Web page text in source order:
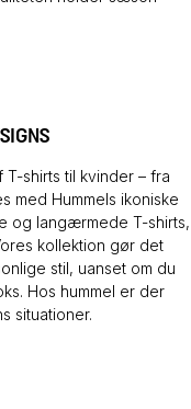
shirts til kvinder – fra
med Hummels ikoniske
og langærmede T-shirts,
kollektion gør det
stil, uanset om du
Hos hummel er der
situationer.